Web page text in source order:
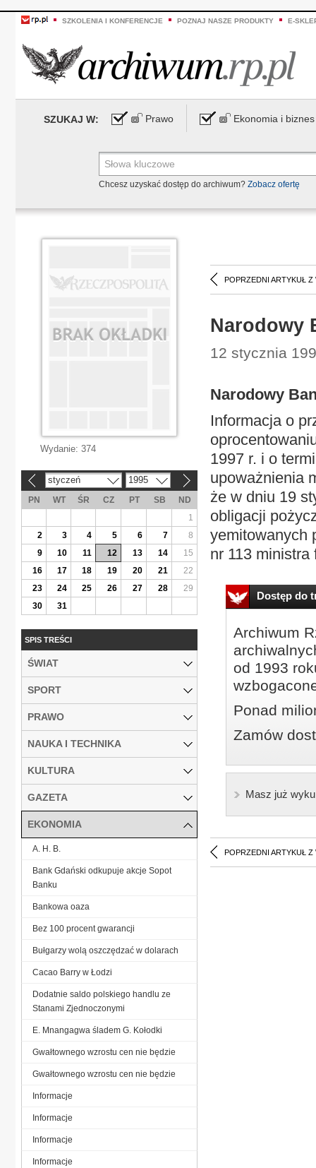
SZKOLENIA I KONFERENCJE POZNAJ NASZE PRODUKTY E-
SZUKAJ W: Prawo Ekonomia i biznes
Chcesz uzyskać dostęp do archiwum? Zobacz ofertę
POPRZEDNI ARTYKUŁ Z
Narodowy
12 stycznia
Narodowy
Informacja o
1997 r. i o
upoważnienia
że w dniu 19
obligacji
yemitowanych
nr 113 ministra
Dostęp do
Archiwum
od 1993
Ponad
Zamów
Masz już
POPRZEDNI ARTYKUŁ Z
Wydanie: 374
styczeń 1995
PN WT ŚR CZ PT SB
ND
1
2
3 4 5 6 7
8
9
10 11 12 13 14
15
16
17 18 19 20 21
22
23
24 25 26 27 28
29
30
31
SPIS TREŚCI
ŚWIAT
SPORT
PRAWO
NAUKA I TECHNIKA
KULTURA
GAZETA
EKONOMIA
A. H. B.
Bank Gdański odkupuje akcje Sopot
Banku
Bankowa oaza
Bez 100 procent gwarancji
Bułgarzy wolą oszczędzać w dolarach
Cacao Barry w Łodzi
Dodatnie saldo polskiego handlu ze
Stanami Zjednoczonymi
E. Mnangagwa śladem G. Kołodki
Gwałtownego wzrostu cen nie będzie
Gwałtownego wzrostu cen nie będzie
Informacje
Informacje
Informacje
Informacje